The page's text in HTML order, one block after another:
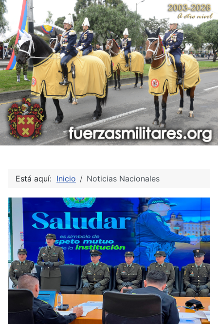
Está aquí: Inicio Noticias Nacionales